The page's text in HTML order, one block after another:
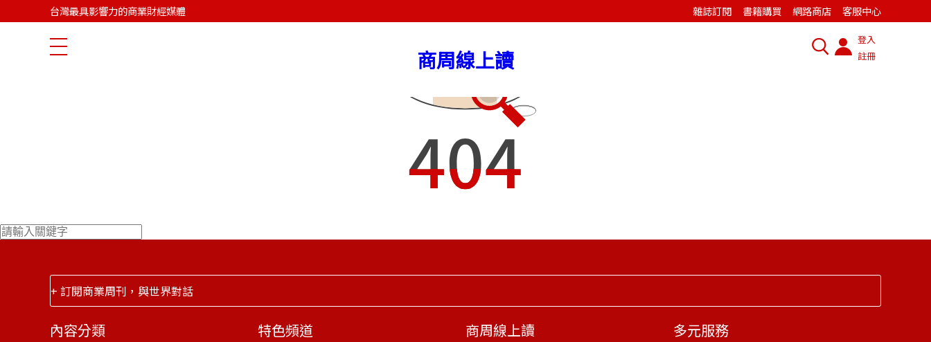
台灣最具影響力的商業財經媒體 雜誌訂閱 書籍購買 網路商店 客服中心
商周線上讀
登入
註冊
+ 訂閱商業周刊，與世界對話
內容分類 特色頻道 商周線上讀 多元服務